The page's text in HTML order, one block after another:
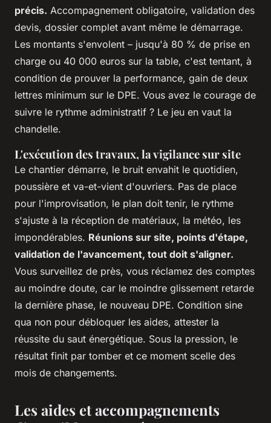
précis. Accompagnement obligatoire, validation des
devis, dossier complet avant même le démarrage.
Les montants s'envolent – jusqu'à 80 % de prise en
charge ou 40 000 euros sur la table, c'est tentant, à
condition de prouver la performance, gain de deux
lettres minimum sur le DPE. Vous avez le courage de
suivre le rythme administratif ? Le jeu en vaut la
chandelle.
L'exécution des travaux, la vigilance sur site
Le chantier démarre, le bruit envahit le quotidien,
poussière et va-et-vient d'ouvriers. Pas de place
pour l'improvisation, le plan doit tenir, le rythme
s'ajuste à la réception de matériaux, la météo, les
impondérables. Réunions sur site, points d'étape,
validation de l'avancement, tout doit s'aligner.
Vous surveillez de près, vous réclamez des comptes
au moindre doute, car le moindre glissement retarde
la dernière phase, le nouveau DPE. Condition sine
qua non pour débloquer les aides, attester la
réussite du saut énergétique. Sous la pression, le
résultat finit par tomber et ce moment scelle des
mois de changements.
Les aides et accompagnements